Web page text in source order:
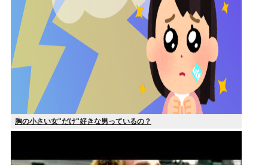
胸の小さい女"だけ"好きな男っているの？